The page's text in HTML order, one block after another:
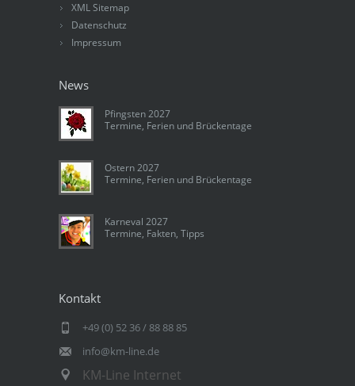
XML Sitemap
Datenschutz
Impressum
News
Pfingsten 2027
Termine, Ferien und Brückentage
Ostern 2027
Termine, Ferien und Brückentage
Karneval 2027
Termine, Fakten, Tipps
Kontakt
+49 (0) 52 36 / 88 88 85
info@km-line.de
KM-Line Internet